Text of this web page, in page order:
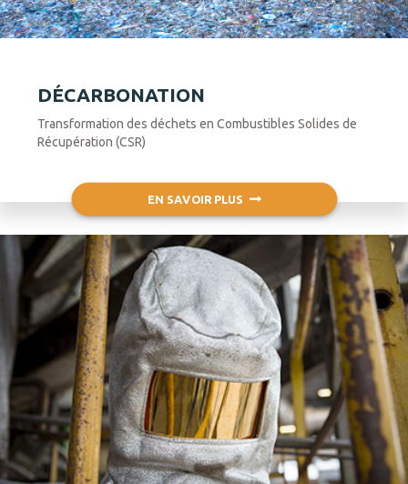
DÉCARBONATION
Transformation des déchets en Combustibles Solides de
Récupération (CSR)
EN SAVOIR PLUS